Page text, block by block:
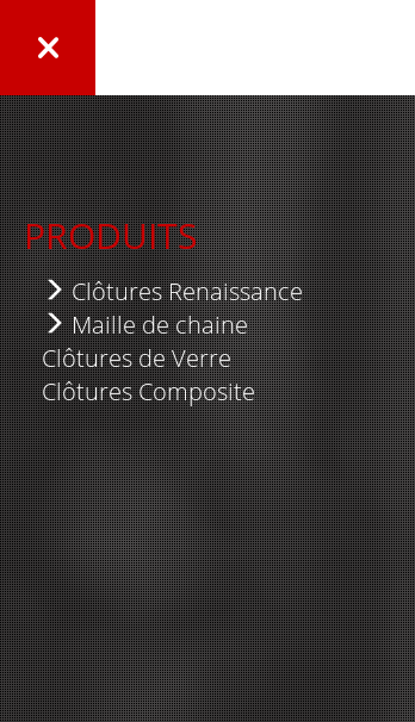
PRODUITS
Clôtures Renaissance
Série Élégante
Série Royale
Série Suprême
Série Nexus
Série 5000
Maille de chaine
Clôtures Résidentielles
Clôtures Industrielles
Lattes de Plastique
Panneau temporaire
Clôtures de Verre
Clôtures Composite